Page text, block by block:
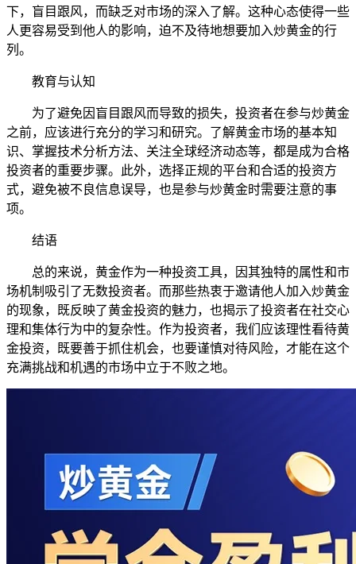
下，盲目跟风，而缺乏对市场的深入了解。这种心态使得一些
人更容易受到他人的影响，迫不及待地想要加入炒黄金的行
列。
教育与认知
为了避免因盲目跟风而导致的损失，投资者在参与炒黄金
之前，应该进行充分的学习和研究。了解黄金市场的基本知
识、掌握技术分析方法、关注全球经济动态等，都是成为合格
投资者的重要步骤。此外，选择正规的平台和合适的投资方
式，避免被不良信息误导，也是参与炒黄金时需要注意的事
项。
结语
总的来说，黄金作为一种投资工具，因其独特的属性和市
场机制吸引了无数投资者。而那些热衷于邀请他人加入炒黄金
的现象，既反映了黄金投资的魅力，也揭示了投资者在社交心
理和集体行为中的复杂性。作为投资者，我们应该理性看待黄
金投资，既要善于抓住机会，也要谨慎对待风险，才能在这个
充满挑战和机遇的市场中立于不败之地。